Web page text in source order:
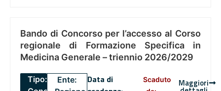
Bando di Concorso per l’accesso al Corso
regionale di Formazione Specifica in
Medicina Generale – triennio 2026/2029
Tipo:
Ente:
Data di
Scaduto
Maggiori